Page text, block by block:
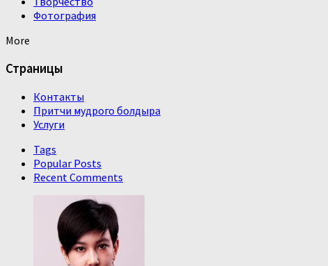
Фотография
More
Страницы
Контакты
Притчи мудрого болдыра
Услуги
Tags
Popular Posts
Recent Comments